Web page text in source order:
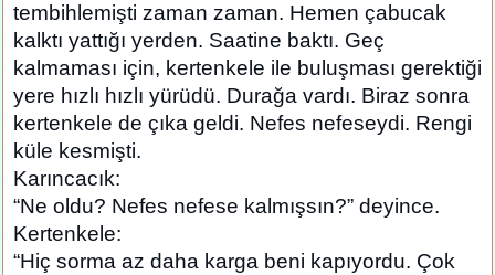
tembihlemişti zaman zaman. Hemen çabucak
kalktı yattığı yerden. Saatine baktı. Geç
kalmaması için, kertenkele ile buluşması gerektiği
yere hızlı hızlı yürüdü. Durağa vardı. Biraz sonra
kertenkele de çıka geldi. Nefes nefeseydi. Rengi
küle kesmişti.
Karıncacık:
“Ne oldu? Nefes nefese kalmışsın?” deyince.
Kertenkele:
“Hiç sorma az daha karga beni kapıyordu. Çok